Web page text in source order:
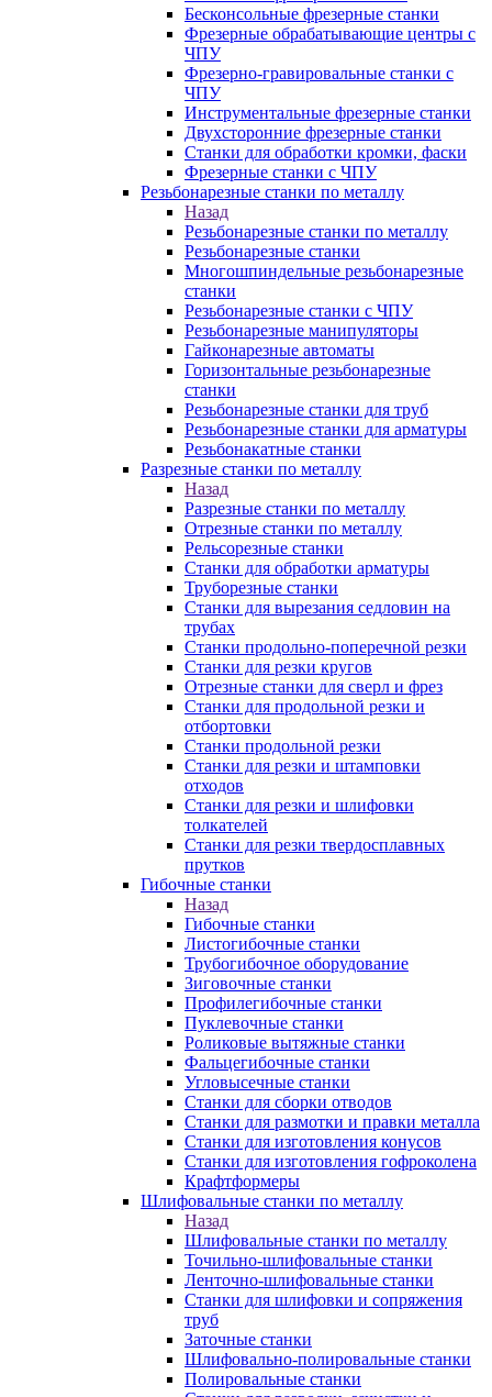
Бесконсольные фрезерные станки
Фрезерные обрабатывающие центры с
ЧПУ
Фрезерно-гравировальные станки с
ЧПУ
Инструментальные фрезерные станки
Двухсторонние фрезерные станки
Станки для обработки кромки, фаски
Фрезерные станки с ЧПУ
Резьбонарезные станки по металлу
Назад
Резьбонарезные станки по металлу
Резьбонарезные станки
Многошпиндельные резьбонарезные
станки
Резьбонарезные станки с ЧПУ
Резьбонарезные манипуляторы
Гайконарезные автоматы
Горизонтальные резьбонарезные
станки
Резьбонарезные станки для труб
Резьбонарезные станки для арматуры
Резьбонакатные станки
Разрезные станки по металлу
Назад
Разрезные станки по металлу
Отрезные станки по металлу
Рельсорезные станки
Станки для обработки арматуры
Труборезные станки
Станки для вырезания седловин на
трубаx
Станки продольно-поперечной резки
Станки для резки кругов
Отрезные станки для сверл и фрез
Станки для продольной резки и
отбортовки
Станки продольной резки
Станки для резки и штамповки
отходов
Станки для резки и шлифовки
толкателей
Станки для резки твердосплавных
прутков
Гибочные станки
Назад
Гибочные станки
Листогибочные станки
Трубогибочное оборудование
Зиговочные станки
Профилегибочные станки
Пуклевочные станки
Роликовые вытяжные станки
Фальцегибочные станки
Угловысечные станки
Станки для сборки отводов
Станки для размотки и правки металла
Станки для изготовления конусов
Станки для изготовления гофроколена
Крафтформеры
Шлифовальные станки по металлу
Назад
Шлифовальные станки по металлу
Точильно-шлифовальные станки
Ленточно-шлифовальные станки
Станки для шлифовки и сопряжения
труб
Заточные станки
Шлифовально-полировальные станки
Полировальные станки